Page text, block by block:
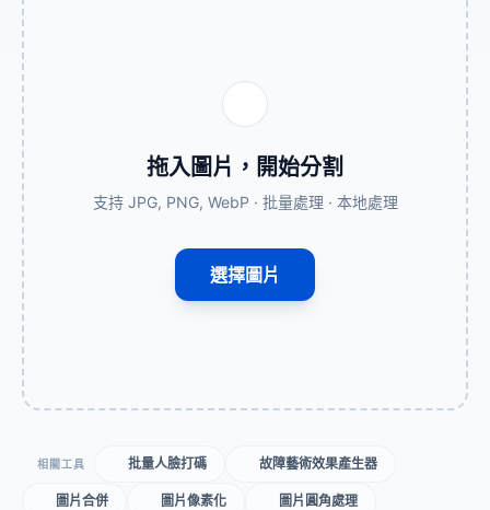
拖入圖片，開始分割
支持 JPG, PNG, WebP · 批量處理 · 本地處理
選擇圖片
相關工具 批量人臉打碼 故障藝術效果產生器
圖片合併 圖片像素化 圖片圓角處理